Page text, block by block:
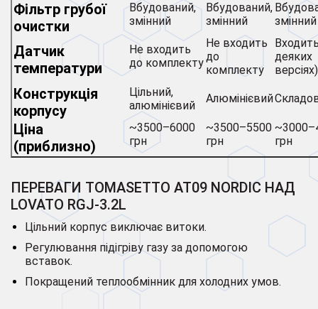
Фільтр грубої
очистки
Вбудований,
змінний
Вбудований,
змінний
змінний
Датчик
температури
Не входить
до комплекту
Не входить
до
комплекту
деяких
версіях)
Конструкція
корпусу
Цільний,
алюмінієвий
Алюмінієвий
Ціна
(приблизно)
~3500–6000
грн
~3500–5500
грн
грн
ПЕРЕВАГИ TOMASETTO AT09 NORDIC НАД
LOVATO RGJ-3.2L
Цільний корпус виключає витоки.
Регулювання підігріву газу за допомогою
вставок.
Покращений теплообмінник для холодних умов.